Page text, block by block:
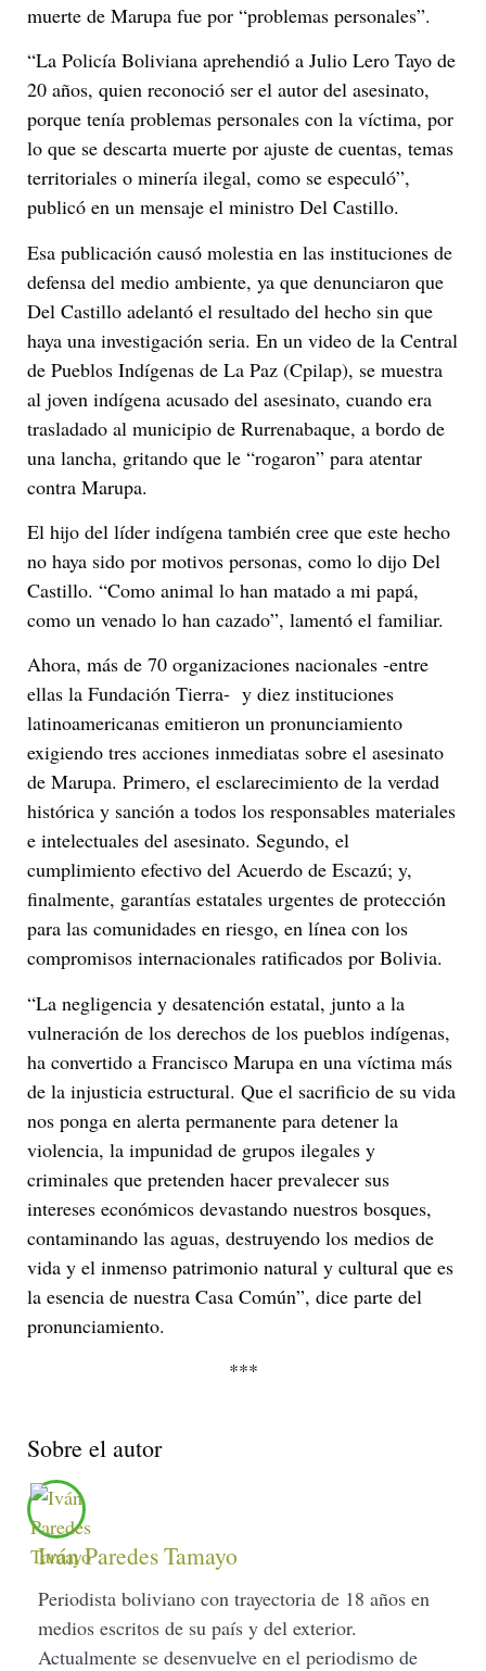
muerte de Marupa fue por “problemas personales”.
“La Policía Boliviana aprehendió a Julio Lero Tayo de
20 años, quien reconoció ser el autor del asesinato,
porque tenía problemas personales con la víctima, por
lo que se descarta muerte por ajuste de cuentas, temas
territoriales o minería ilegal, como se especuló”,
publicó en un mensaje el ministro Del Castillo.
Esa publicación causó molestia en las instituciones de
defensa del medio ambiente, ya que denunciaron que
Del Castillo adelantó el resultado del hecho sin que
haya una investigación seria. En un video de la Central
de Pueblos Indígenas de La Paz (Cpilap), se muestra
al joven indígena acusado del asesinato, cuando era
trasladado al municipio de Rurrenabaque, a bordo de
una lancha, gritando que le “rogaron” para atentar
contra Marupa.
El hijo del líder indígena también cree que este hecho
no haya sido por motivos personas, como lo dijo Del
Castillo. “Como animal lo han matado a mi papá,
como un venado lo han cazado”, lamentó el familiar.
Ahora, más de 70 organizaciones nacionales -entre
ellas la Fundación Tierra- y diez instituciones
latinoamericanas emitieron un pronunciamiento
exigiendo tres acciones inmediatas sobre el asesinato
de Marupa. Primero, el esclarecimiento de la verdad
histórica y sanción a todos los responsables materiales
e intelectuales del asesinato. Segundo, el
cumplimiento efectivo del Acuerdo de Escazú; y,
finalmente, garantías estatales urgentes de protección
para las comunidades en riesgo, en línea con los
compromisos internacionales ratificados por Bolivia.
“La negligencia y desatención estatal, junto a la
vulneración de los derechos de los pueblos indígenas,
ha convertido a Francisco Marupa en una víctima más
de la injusticia estructural. Que el sacrificio de su vida
nos ponga en alerta permanente para detener la
violencia, la impunidad de grupos ilegales y
criminales que pretenden hacer prevalecer sus
intereses económicos devastando nuestros bosques,
contaminando las aguas, destruyendo los medios de
vida y el inmenso patrimonio natural y cultural que es
la esencia de nuestra Casa Común”, dice parte del
pronunciamiento.
***
Sobre el autor
Iván Paredes Tamayo
Periodista boliviano con trayectoria de 18 años en
medios escritos de su país y del exterior.
Actualmente se desenvuelve en el periodismo de